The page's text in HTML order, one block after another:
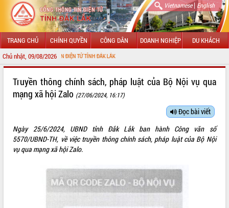
Vietnamese| English
TRANG CHỦ CHÍNH QUYỀN CÔNG DÂN DOANH NGHIỆP DU KHÁCH
Chủ nhật, 09/08/2026
THÔNG TIN ĐIỆN TỬ TỈNH ĐẮK LẮK
LÃNH ĐẠO UBND TỈNH
SỞ, BAN, NGÀNH
THÔNG TIN CHỈ ĐẠO ĐIỀU HÀNH
Truyền thông chính sách, pháp luật của Bộ Nội vụ qua
mạng xã hội Zalo (27/06/2024, 16:17)
Đọc bài viết
Ngày 25/6/2024, UBND tỉnh Đắk Lắk ban hành Công văn số
5570/UBND-TH, về việc truyền thông chính sách, pháp luật của Bộ Nội
vụ qua mạng xã hội Zalo.